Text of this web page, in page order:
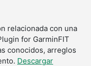
relacionada con una
for GarminFIT
conocidos, arreglos
Descargar